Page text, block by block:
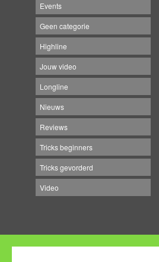
Events
Geen categorie
Highline
Jouw video
Longline
Nieuws
Reviews
Tricks beginners
Tricks gevorderd
Video